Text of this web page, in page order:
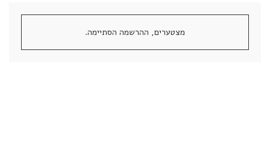
מצטערים, ההרשמה הסתיימה.